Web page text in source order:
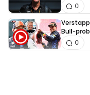
0
Bull-
0